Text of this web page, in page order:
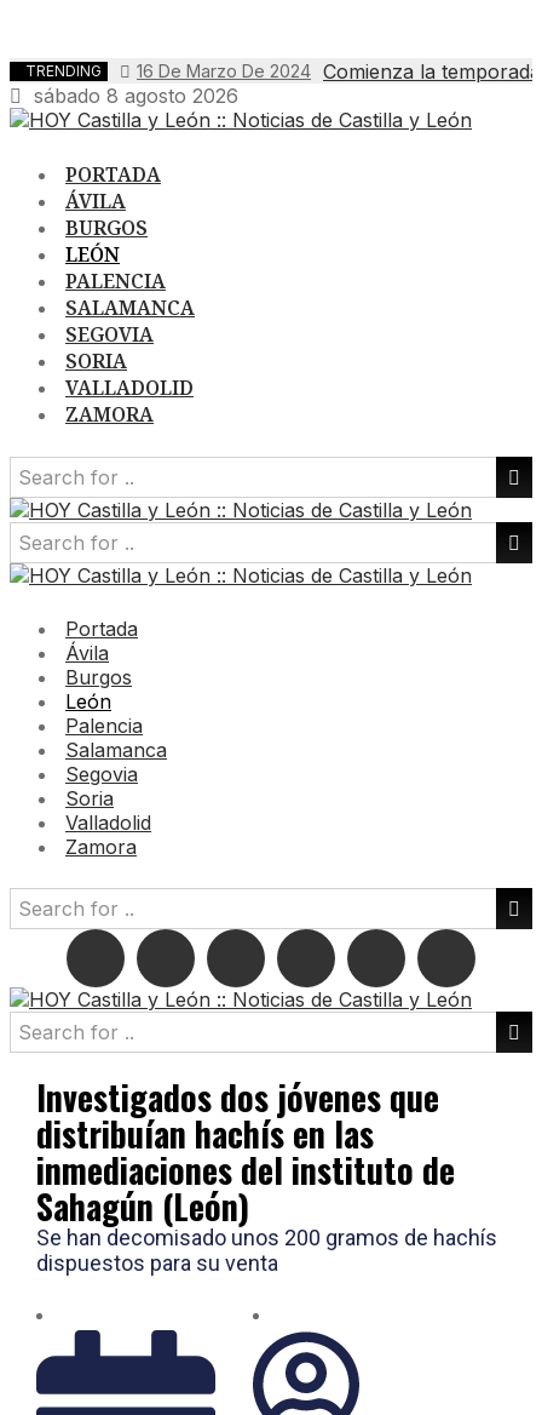
TRENDING 16 De Marzo De 2024 Comienza la
sábado 8 agosto 2026
PORTADA
ÁVILA
BURGOS
LEÓN
PALENCIA
SALAMANCA
SEGOVIA
SORIA
VALLADOLID
ZAMORA
Portada
Ávila
Burgos
León
Palencia
Salamanca
Segovia
Soria
Valladolid
Zamora
Investigados dos jóvenes que
distribuían hachís en las
inmediaciones del instituto de
Sahagún (León)
Se han decomisado unos 200 gramos de hachís
dispuestos para su venta